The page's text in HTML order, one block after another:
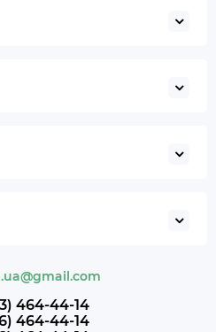
464-44-14
464-44-14